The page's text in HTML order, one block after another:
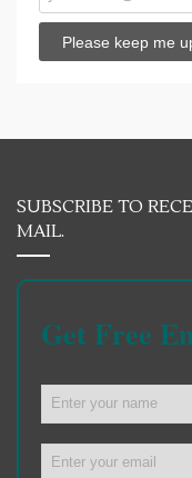
SUBSCRIBE TO
MAIL.
Get Free